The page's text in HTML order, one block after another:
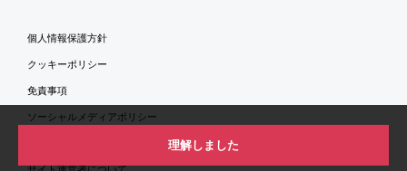
理解しました
個人情報保護方針
クッキーポリシー
免責事項
ソーシャルメディアポリシー